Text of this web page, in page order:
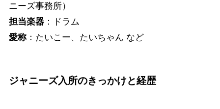
ニーズ事務所）
担当楽器：ドラム
愛称：たいこー、たいちゃん など
ジャニーズ入所のきっかけと経歴